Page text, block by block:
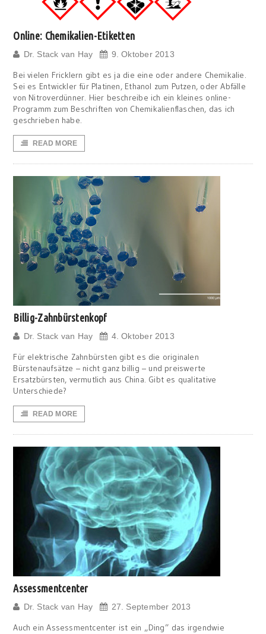
Online: Chemikalien-Etiketten
Dr. Stack van Hay 9. Oktober 2013
Bei vielen Fricklern gibt es ja die eine oder andere Chemikalie.
Sei es Entwickler für Platinen, Ethanol zum Putzen, oder Abfälle
von Nitroverdünner. Hier beschreibe ich ein kleines online-
Programm zum Beschriften von Chemikalienflaschen, das ich
geschrieben habe.
READ MORE
Billig-Zahnbürstenkopf
Dr. Stack van Hay 4. Oktober 2013
Für elektrische Zahnbürsten gibt es die originalen
Bürstenaufsätze – nicht ganz billig – und preiswerte
Ersatzbürsten, vermutlich aus China. Gibt es qualitative
Unterschiede?
READ MORE
Assessmentcenter
Dr. Stack van Hay 27. September 2013
Auch ein Assessmentcenter ist ein „Ding” das irgendwie